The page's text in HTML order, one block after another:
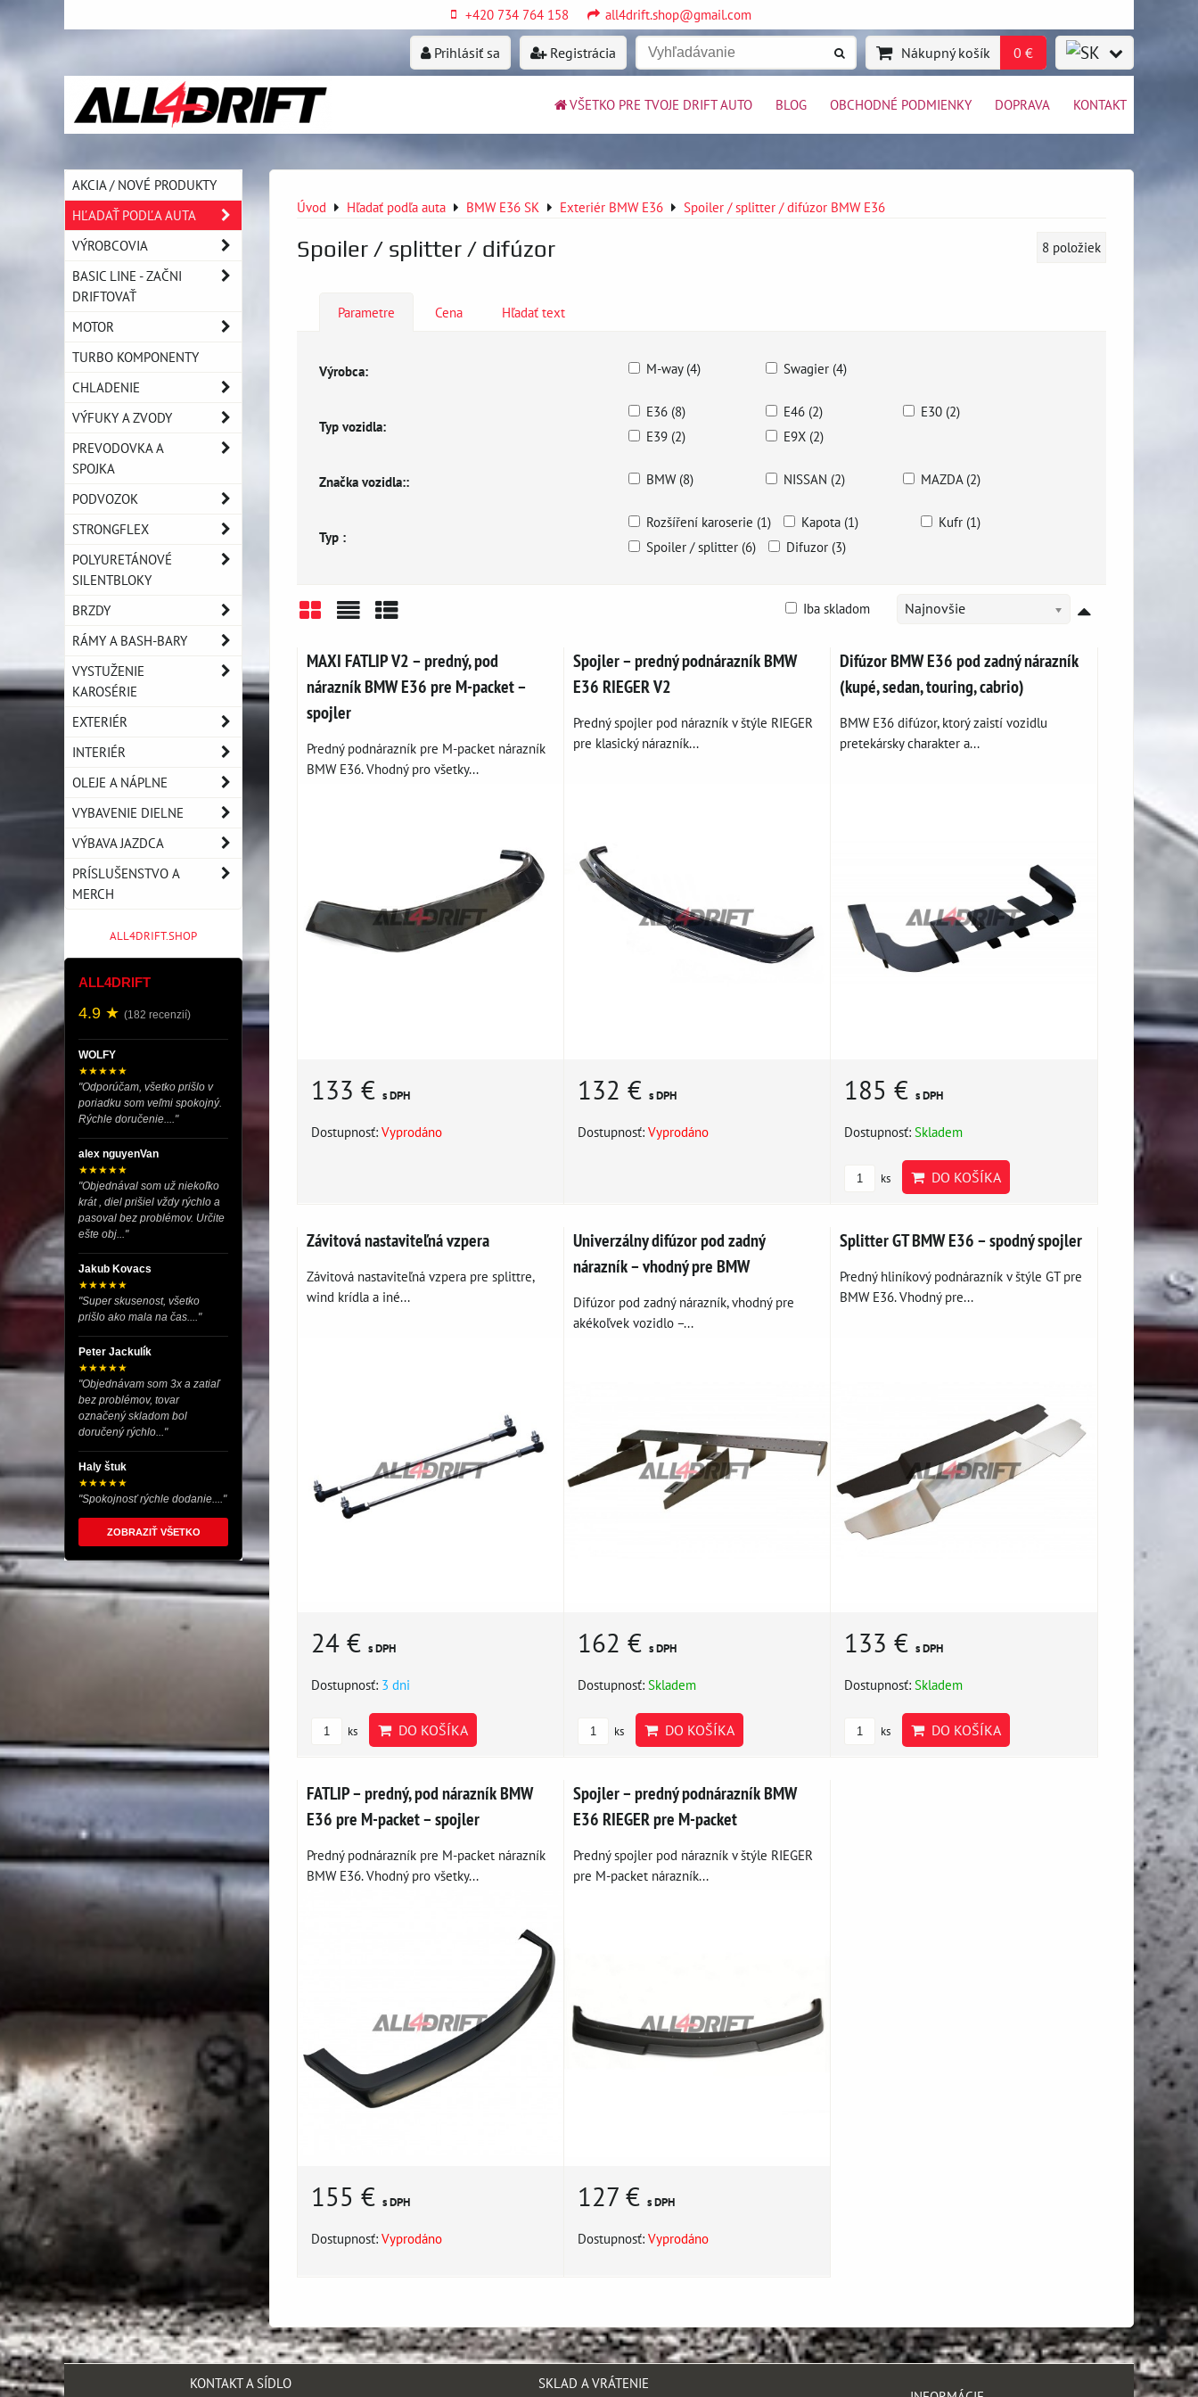
+420 734 764 158 all4drift.shop@gmail.com
Prihlásiť sa Registrácia Nákupný košík 0 €
VŠETKO PRE TVOJE DRIFT AUTO BLOG OBCHODNÉ PODMIENKY DOPRAVA KONTAKT
Úvod Hľadať podľa auta BMW E36 SK Exteriér BMW E36 Spoiler / splitter / difúzor BMW E36
Spoiler / splitter / difúzor 8 položiek
Parametre Cena Hľadať text
Výrobca: M-way (4) Swagier (4)
Typ vozidla:
E36 (8) E46 (2)
E30 (2)
E39 (2)
E9X (2)
Značka vozidla:: BMW (8) NISSAN (2) MAZDA (2)
Typ :
Rozšíření karoserie (1) Kapota (1)
Kufr (1)
Spoiler / splitter (6)
Difuzor (3)
Najnovšie
Iba skladom
MAXI FATLIP V2 – predný, pod
nárazník BMW E36 pre M-packet –
spojler
Predný podnárazník pre M-packet nárazník
BMW E36. Vhodný pro všetky...
133 € s DPH
Dostupnosť: Vyprodáno
Spojler – predný podnárazník BMW
E36 RIEGER V2
Predný spojler pod nárazník v štýle RIEGER
pre klasický nárazník...
132 € s DPH
Dostupnosť: Vyprodáno
Difúzor BMW E36 pod zadný nárazník
(kupé, sedan, touring, cabrio)
BMW E36 difúzor, ktorý zaistí vozidlu
pretekársky charakter a...
185 €s DPH
Dostupnosť:Skladem
ks DO KOŠÍKA
Závitová nastaviteľná vzpera
Závitová nastaviteľná vzpera pre splittre,
wind krídla a iné...
24 € s DPH
Dostupnosť: 3 dni
ks DO KOŠÍKA
Univerzálny difúzor pod zadný
nárazník – vhodný pre BMW
Difúzor pod zadný nárazník, vhodný pre
akékoľvek vozidlo –...
162 € s DPH
Dostupnosť: Skladem
ks DO KOŠÍKA
Splitter GT BMW E36 – spodný spojler
Predný hliníkový podnárazník v štýle GT pre
BMW E36. Vhodný pre...
133 €s DPH
Dostupnosť:Skladem
ks DO KOŠÍKA
FATLIP – predný, pod nárazník BMW
E36 pre M-packet – spojler
Predný podnárazník pre M-packet nárazník
BMW E36. Vhodný pro všetky...
155 € s DPH
Dostupnosť: Vyprodáno
Spojler – predný podnárazník BMW
E36 RIEGER pre M-packet
Predný spojler pod nárazník v štýle RIEGER
pre M-packet nárazník...
127 € s DPH
Dostupnosť: Vyprodáno
AKCIA / NOVÉ PRODUKTY
HĽADAŤ PODĽA AUTA
VÝROBCOVIA
BASIC LINE - ZAČNI
DRIFTOVAŤ
MOTOR
TURBO KOMPONENTY
CHLADENIE
VÝFUKY A ZVODY
PREVODOVKA A
SPOJKA
PODVOZOK
STRONGFLEX
POLYURETÁNOVÉ
SILENTBLOKY
BRZDY
RÁMY A BASH-BARY
VYSTUŽENIE
KAROSÉRIE
EXTERIÉR
INTERIÉR
OLEJE A NÁPLNE
VYBAVENIE DIELNE
VÝBAVA JAZDCA
PRÍSLUŠENSTVO A
MERCH
ALL4DRIFT.SHOP
ALL4DRIFT
4.9 ★ (182 recenzií)
WOLFY
★★★★★
"Odporúčam, všetko prišlo v
poriadku som veľmi spokojný.
Rýchle doručenie...."
alex nguyenVan
★★★★★
"Objednával som už niekoľko
krát , diel prišiel vždy rýchlo a
pasoval bez problémov. Určite
ešte obj..."
Jakub Kovacs
★★★★★
"Super skusenost, všetko
prišlo ako mala na čas...."
Peter Jackulík
★★★★★
"Objednávam som 3x a zatiaľ
bez problémov, tovar
označený skladom bol
doručený rýchlo..."
Haly štuk
★★★★★
"Spokojnosť rýchle dodanie...."
ZOBRAZIŤ VŠETKO
KONTAKT A SÍDLO SKLAD A VRÁTENIE